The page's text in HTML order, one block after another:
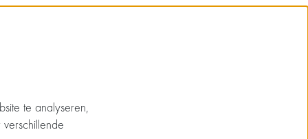
te analyseren,